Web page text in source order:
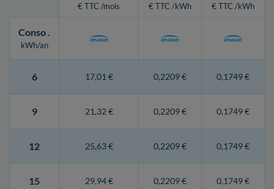
€ TTC /mois € TTC /kWh € TTC /kWh
Conso.
kWh/an
6 17,01 € 0,2209 € 0,1749 €
9 21,32 € 0,2209 € 0,1749 €
12 25,63 € 0,2209 € 0,1749 €
15 29,94 € 0,2209 € 0,1749 €